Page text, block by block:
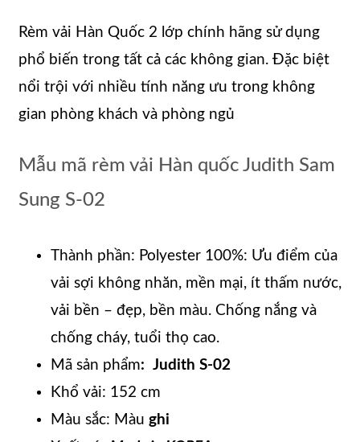
Rèm vải Hàn Quốc 2 lớp chính hãng sử dụng
phổ biến trong tất cả các không gian. Đặc biệt
nổi trội với nhiều tính năng ưu trong không
gian phòng khách và phòng ngủ
Mẫu mã rèm vải Hàn quốc Judith Sam
Sung S-02
Thành phần: Polyester 100%: Ưu điểm của
vải sợi không nhăn, mền mại, ít thấm nước,
vải bền – đẹp, bền màu. Chống nắng và
chống cháy, tuổi thọ cao.
Mã sản phẩm: Judith S-02
Khổ vải: 152 cm
Màu sắc: Màu ghi